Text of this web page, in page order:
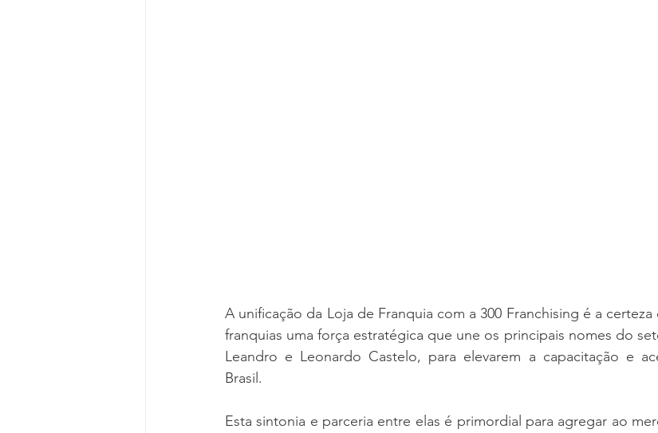
A unificação da Loja de Franquia com a 300 Franchising é a
franquias uma força estratégica que une os principais nomes do
Leandro e Leonardo Castelo, para elevarem a capacitação e
Brasil.
Esta sintonia e parceria entre elas é primordial para agregar ao